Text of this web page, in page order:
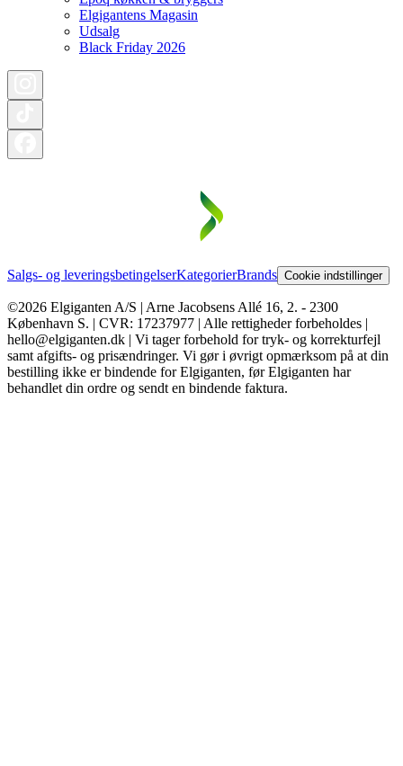
Elgigantens Magasin
Udsalg
Black Friday 2026
Salgs- og leveringsbetingelserKategorierBrands Cookie indstillinger
©2026 Elgiganten A/S | Arne Jacobsens Allé 16, 2. - 2300
København S. | CVR: 17237977 | Alle rettigheder forbeholdes |
hello@elgiganten.dk | Vi tager forbehold for tryk- og korrekturfejl
samt afgifts- og prisændringer. Vi gør i øvrigt opmærksom på at din
bestilling ikke er bindende for Elgiganten, før Elgiganten har
behandlet din ordre og sendt en bindende faktura.